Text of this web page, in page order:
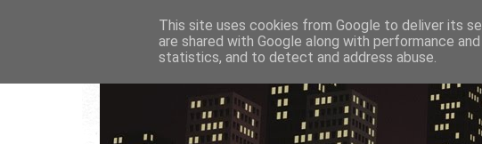
This site uses cookies from Google to deliver its
are shared with Google along with performance
statistics, and to detect and address abuse.